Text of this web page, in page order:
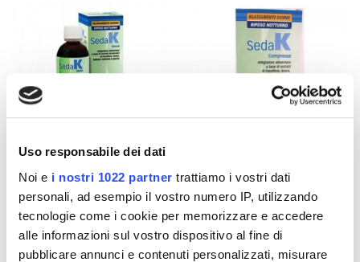
Uso responsabile dei dati
Noi e i nostri 1022 partner trattiamo i vostri dati
personali, ad esempio il vostro numero IP, utilizzando
tecnologie come i cookie per memorizzare e accedere
alle informazioni sul vostro dispositivo al fine di
pubblicare annunci e contenuti personalizzati, misurare
Non disponibile
Integratori per il sonno
Seda K Named - 50
ml
21,73 €24,14 €
Vedi
Integratori per il sonno
Seda K Named - 45
compresse
15,74 €17,49 €
Vedi